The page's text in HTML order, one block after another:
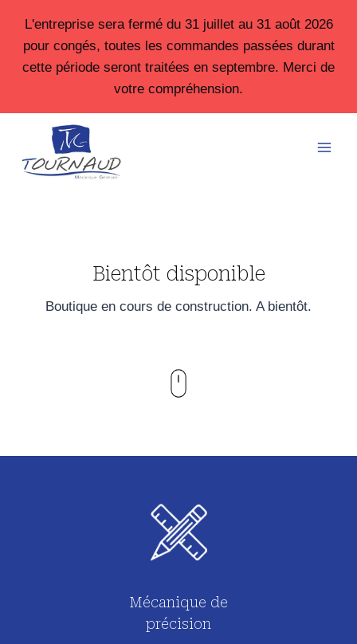
contenu
L'entreprise sera fermé du 31 juillet au 31 août 2026
pour congés, toutes les commandes passées durant
cette période seront traitées en septembre. Merci de
votre compréhension.
Bientôt disponible
Boutique en cours de construction. A bientôt.
Mécanique de
précision